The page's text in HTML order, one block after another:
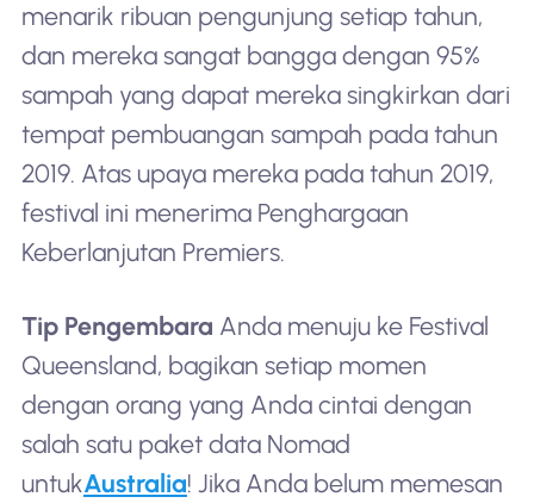
menarik ribuan pengunjung setiap tahun,
dan mereka sangat bangga dengan 95%
sampah yang dapat mereka singkirkan dari
tempat pembuangan sampah pada tahun
2019. Atas upaya mereka pada tahun 2019,
festival ini menerima Penghargaan
Keberlanjutan Premiers.
Tip Pengembara Anda menuju ke Festival
Queensland, bagikan setiap momen
dengan orang yang Anda cintai dengan
salah satu paket data Nomad
untukAustralia! Jika Anda belum memesan